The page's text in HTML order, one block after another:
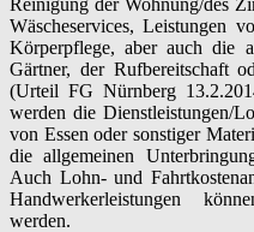
Wäscheservices, Leistungen
Körperpflege, aber auch die
Gärtner, der Rufbereitschaft
(Urteil FG Nürnberg
werden die Dienstleistungen/
von Essen oder sonstiger
die allgemeinen
Auch Lohn- und
Handwerkerleistungen
werden.